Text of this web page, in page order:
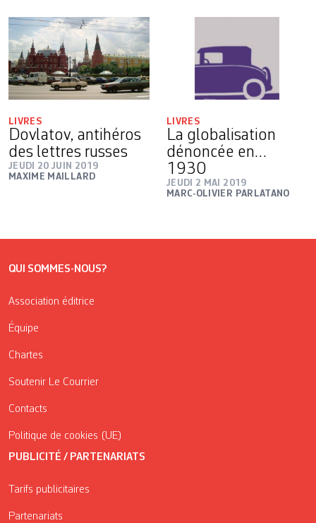
LIVRES
Dovlatov, antihéros
des lettres russes
JEUDI 20 JUIN 2019
MAXIME MAILLARD
LIVRES
La globalisation
dénoncée en…
1930
JEUDI 2 MAI 2019
MARC-OLIVIER PARLATANO
QUI SOMMES-NOUS?
Association éditrice
Équipe
Chartes
Soutenir Le Courrier
Contacts
Politique de cookies (UE)
PUBLICITÉ / PARTENARIATS
Tarifs publicitaires
Partenariats